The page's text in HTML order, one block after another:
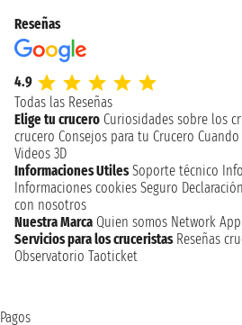
Reseñas
4.9
Todas las Reseñas
Elige tu crucero Curiosidades sobre los
crucero Consejos para tu Crucero
Videos 3D
Informaciones Utiles Soporte técnico
Informaciones cookies Seguro
con nosotros
Nuestra Marca Quien somos Network
Servicios para los cruceristas Reseñas
Observatorio Taoticket
Pagos